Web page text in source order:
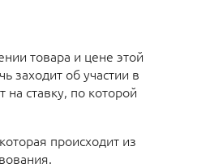
товара и цене этой
заходит об участии в
ставку, по которой
происходит из